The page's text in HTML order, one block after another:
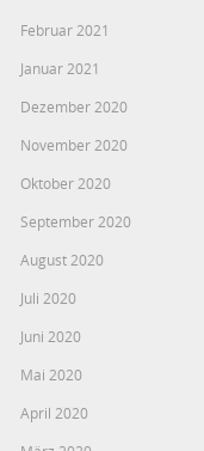
Februar 2021
Januar 2021
Dezember 2020
November 2020
Oktober 2020
September 2020
August 2020
Juli 2020
Juni 2020
Mai 2020
April 2020